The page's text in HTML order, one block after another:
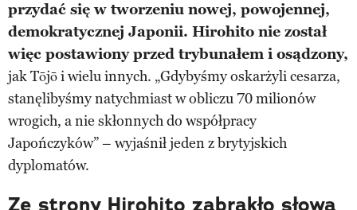
przydać się w tworzeniu nowej, powojennej,
demokratycznej Japonii. Hirohito nie został
więc postawiony przed trybunałem i osądzony,
jak Tōjō i wielu innych. „Gdybyśmy oskarżyli cesarza,
stanęlibyśmy natychmiast w obliczu 70 milionów
wrogich, a nie skłonnych do współpracy
Japończyków” – wyjaśnił jeden z brytyjskich
dyplomatów.
Ze strony Hirohito zabrakło słowa